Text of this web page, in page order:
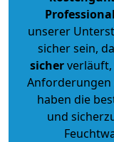
unserer
sicher sein,
sicherverläuft,
Anforderungen
haben die
und